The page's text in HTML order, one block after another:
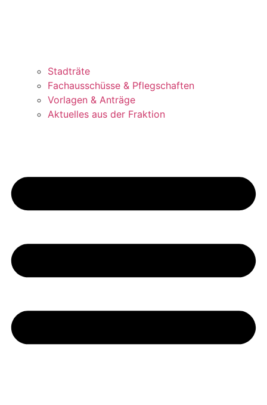
Stadträte
Fachausschüsse & Pflegschaften
Vorlagen & Anträge
Aktuelles aus der Fraktion